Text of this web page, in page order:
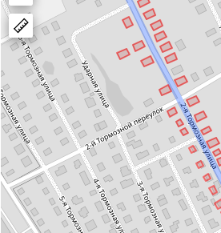
polygon
a
marker